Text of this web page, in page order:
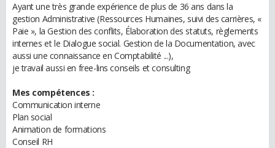
Ayant une très grande expérience de plus de 36 ans dans la
gestion Administrative (Ressources Humaines, suivi des carrières, «
Paie », la Gestion des conflits, Élaboration des statuts, règlements
internes et le Dialogue social. Gestion de la Documentation, avec
aussi une connaissance en Comptabilité ...),
je travail aussi en free-lins conseils et consulting
Mes compétences :
Communication interne
Plan social
Animation de formations
Conseil RH